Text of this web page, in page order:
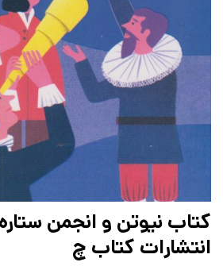
کتاب نیوتن و انجمن
انتشارات کتاب چ